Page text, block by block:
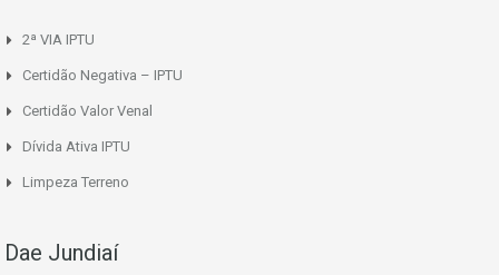
2ª VIA IPTU
Certidão Negativa – IPTU
Certidão Valor Venal
Dívida Ativa IPTU
Limpeza Terreno
Dae Jundiaí